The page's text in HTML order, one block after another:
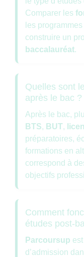
Comparer les
les
construire un
baccalauréat.
Quelles sont
après le bac ?
Après le bac,
BTS, BUT,
préparatoires,
formations en
correspond à
objectifs
Comment
études post-
Parcoursup
d’admission